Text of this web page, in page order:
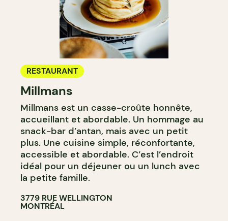
RESTAURANT
Millmans
Millmans est un casse-croûte honnête,
accueillant et abordable. Un hommage au
snack-bar d’antan, mais avec un petit
plus. Une cuisine simple, réconfortante,
accessible et abordable. C’est l’endroit
idéal pour un déjeuner ou un lunch avec
la petite famille.
3779 RUE WELLINGTON
MONTRÉAL